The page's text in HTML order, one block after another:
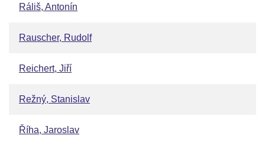
Ráliš, Antonín
Rauscher, Rudolf
Reichert, Jiří
Režný, Stanislav
Říha, Jaroslav